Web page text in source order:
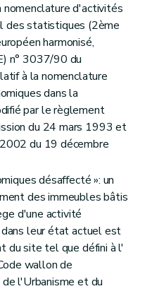
nomenclature d'activités
des statistiques (2ème
harmonisé,
n° 3037/90 du
à la nomenclature
dans la
par le règlement
du 24 mars 1993 et
du 19 décembre
désaffecté »: un
des immeubles bâtis
d'une activité
leur état actuel est
du site tel que défini à l'
wallon de
l'Urbanisme et du